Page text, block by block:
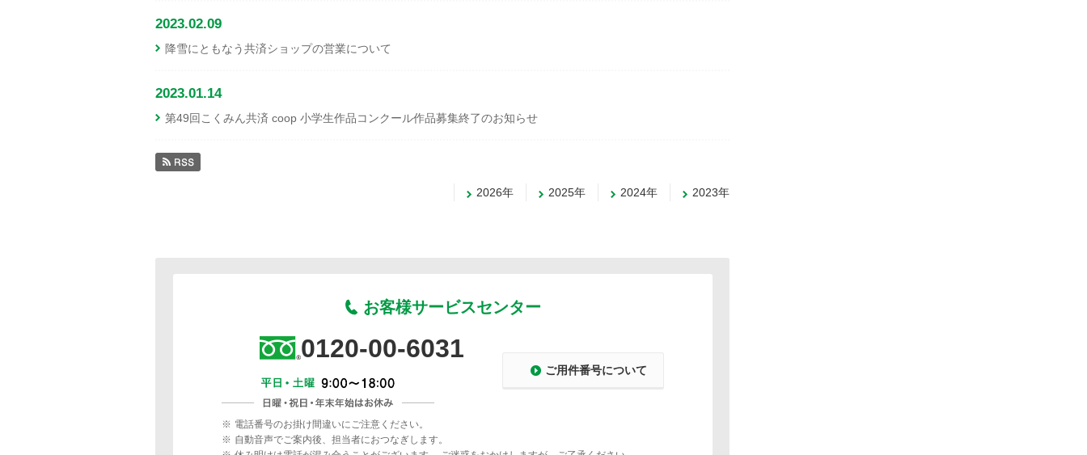
2023.02.09
降雪にともなう共済ショップの営業について
2023.01.14
第49回こくみん共済 coop 小学生作品コンクール作品募集終了のお知らせ
2026年 2025年 2024年 2023年
お客様サービスセンター
0120-00-6031
ご用件番号について
※ 電話番号のお掛け間違いにご注意ください。
※ 自動音声でご案内後、担当者におつなぎします。